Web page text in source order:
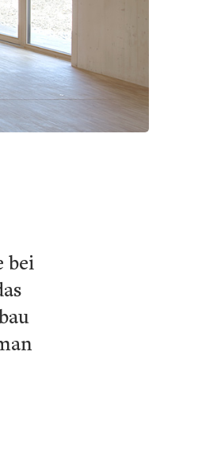
bei